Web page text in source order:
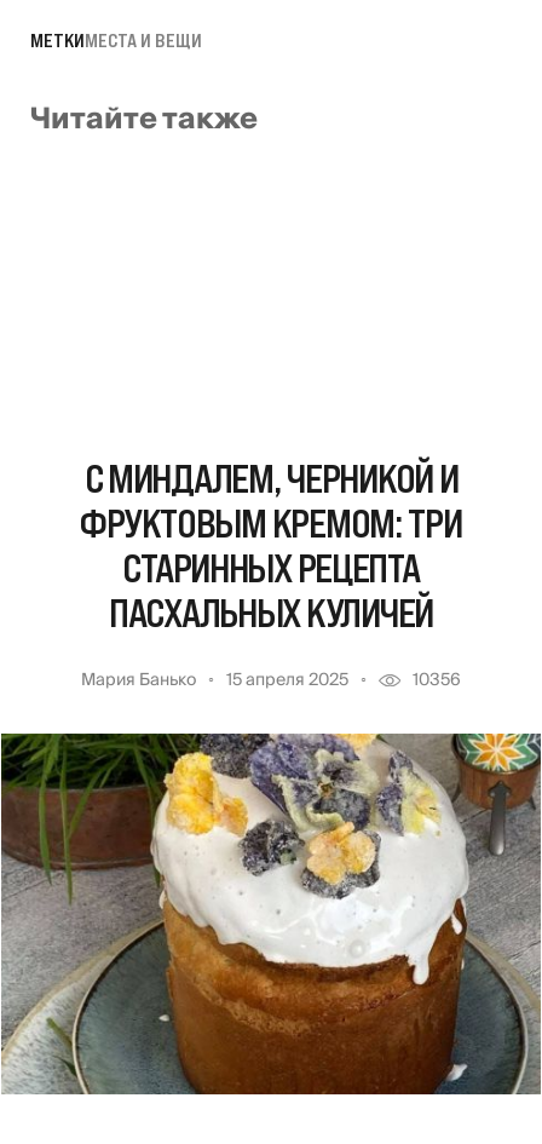
МЕТКИМЕСТА И ВЕЩИ
Читайте также
С МИНДАЛЕМ, ЧЕРНИКОЙ И
ФРУКТОВЫМ КРЕМОМ: ТРИ
СТАРИННЫХ РЕЦЕПТА
ПАСХАЛЬНЫХ КУЛИЧЕЙ
Мария Банько 15 апреля 2025 10356